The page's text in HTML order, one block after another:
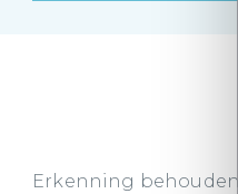
Erkenning behouden